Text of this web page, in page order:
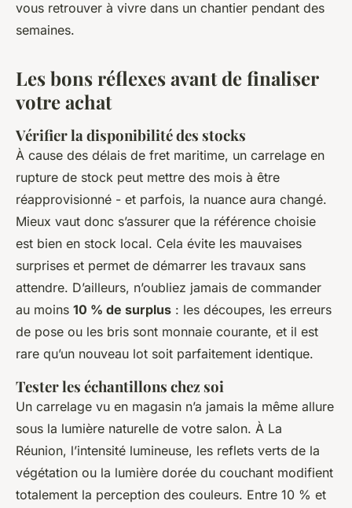
vous retrouver à vivre dans un chantier pendant des
semaines.
Les bons réflexes avant de finaliser
votre achat
Vérifier la disponibilité des stocks
À cause des délais de fret maritime, un carrelage en
rupture de stock peut mettre des mois à être
réapprovisionné - et parfois, la nuance aura changé.
Mieux vaut donc s’assurer que la référence choisie
est bien en stock local. Cela évite les mauvaises
surprises et permet de démarrer les travaux sans
attendre. D’ailleurs, n’oubliez jamais de commander
au moins 10 % de surplus : les découpes, les erreurs
de pose ou les bris sont monnaie courante, et il est
rare qu’un nouveau lot soit parfaitement identique.
Tester les échantillons chez soi
Un carrelage vu en magasin n’a jamais la même allure
sous la lumière naturelle de votre salon. À La
Réunion, l’intensité lumineuse, les reflets verts de la
végétation ou la lumière dorée du couchant modifient
totalement la perception des couleurs. Entre 10 % et